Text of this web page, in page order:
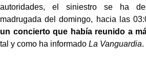
autoridades, el siniestro se ha
madrugada del domingo, hacia las
un concierto que había reunido a
tal y como ha informado La Vanguardia.